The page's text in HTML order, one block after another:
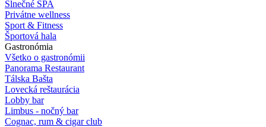
Slnečné SPA
Privátne wellness
Sport & Fitness
Športová hala
Gastronómia
Všetko o gastronómii
Panorama Restaurant
Tálska Bašta
Lovecká reštaurácia
Lobby bar
Limbus - nočný bar
Cognac, rum & cigar club